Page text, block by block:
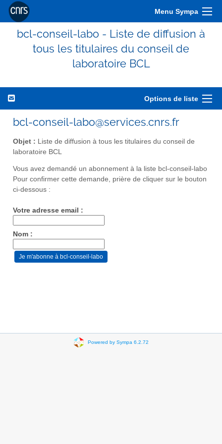
Menu Sympa
bcl-conseil-labo - Liste de diffusion à
tous les titulaires du conseil de
laboratoire BCL
Options de liste
bcl-conseil-labo@services.cnrs.fr
Objet : Liste de diffusion à tous les titulaires du conseil de
laboratoire BCL
Vous avez demandé un abonnement à la liste bcl-conseil-labo
Pour confirmer cette demande, prière de cliquer sur le bouton
ci-dessous :
Votre adresse email :
Nom :
Powered by Sympa 6.2.72